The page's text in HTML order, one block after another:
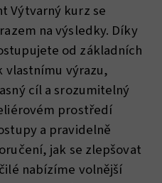
Výtvarný kurz se
na výsledky. Díky
od základních
vlastnímu výrazu,
cíl a srozumitelný
prostředí
a pravidelně
jak se zlepšovat
nabízíme volnější